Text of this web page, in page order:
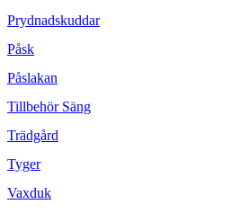
Prydnadskuddar
Påsk
Påslakan
Tillbehör Säng
Trädgård
Tyger
Vaxduk